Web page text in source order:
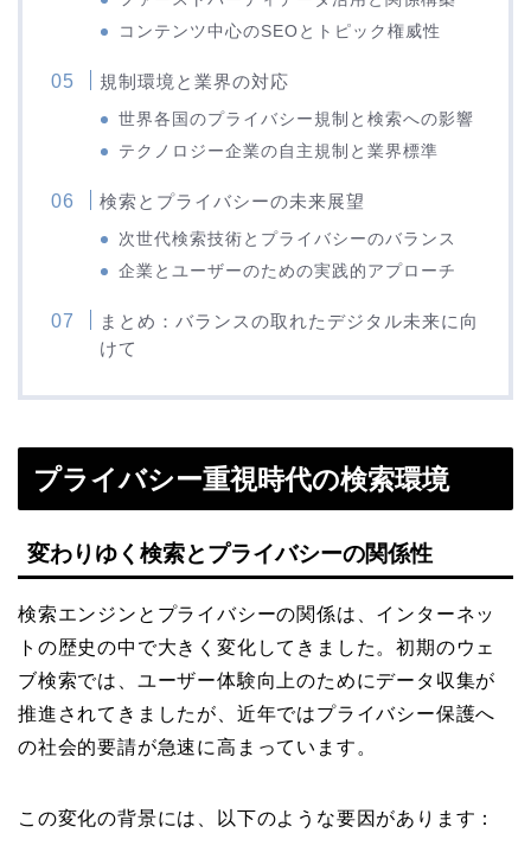
コンテンツ中心のSEOとトピック権威性
規制環境と業界の対応
世界各国のプライバシー規制と検索への影響
テクノロジー企業の自主規制と業界標準
検索とプライバシーの未来展望
次世代検索技術とプライバシーのバランス
企業とユーザーのための実践的アプローチ
まとめ：バランスの取れたデジタル未来に向
けて
プライバシー重視時代の検索環境
変わりゆく検索とプライバシーの関係性
検索エンジンとプライバシーの関係は、インターネッ
トの歴史の中で大きく変化してきました。初期のウェ
ブ検索では、ユーザー体験向上のためにデータ収集が
推進されてきましたが、近年ではプライバシー保護へ
の社会的要請が急速に高まっています。
この変化の背景には、以下のような要因があります：